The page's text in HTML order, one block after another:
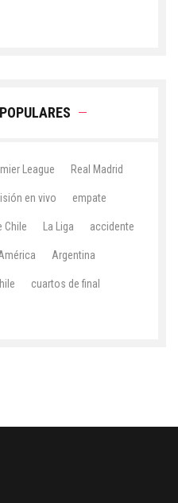
League Real Madrid
en vivo empate
Chile La Liga accidente
Argentina
cuartos de final